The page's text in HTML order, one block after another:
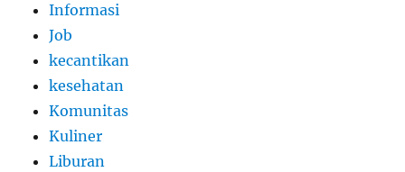
Informasi
Job
kecantikan
kesehatan
Komunitas
Kuliner
Liburan